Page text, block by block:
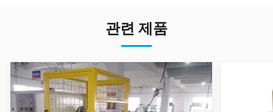
관련 제품